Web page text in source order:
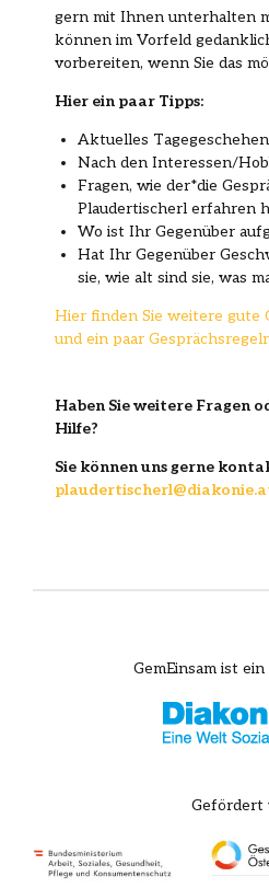
gern mit Ihnen unterhalten
können im Vorfeld
vorbereiten, wenn Sie das
Hier ein paar Tipps:
Aktuelles Tagegeschehen
Nach den Interessen/
Fragen, wie der*die
Plaudertischerl erfahren
Wo ist Ihr Gegenüber
Hat Ihr Gegenüber
sie, wie alt sind sie, was
Hier finden Sie weitere gute
und ein paar
Haben Sie weitere Fragen
Hilfe?
Sie können uns gerne
GemEinsam ist
Gefördert